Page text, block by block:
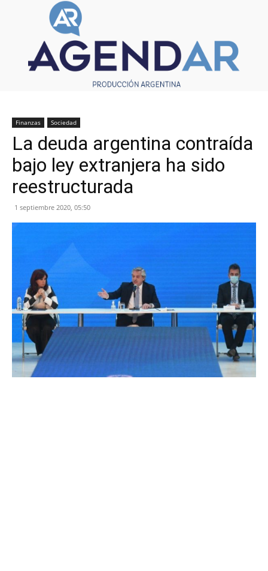
Finanzas Sociedad
La deuda argentina contraída
bajo ley extranjera ha sido
reestructurada
1 septiembre 2020, 05:50